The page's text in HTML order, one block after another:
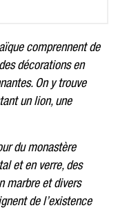
comprennent de
décorations en
On y trouve
un lion, une
du monastère
et en verre, des
marbre et divers
de l’existence